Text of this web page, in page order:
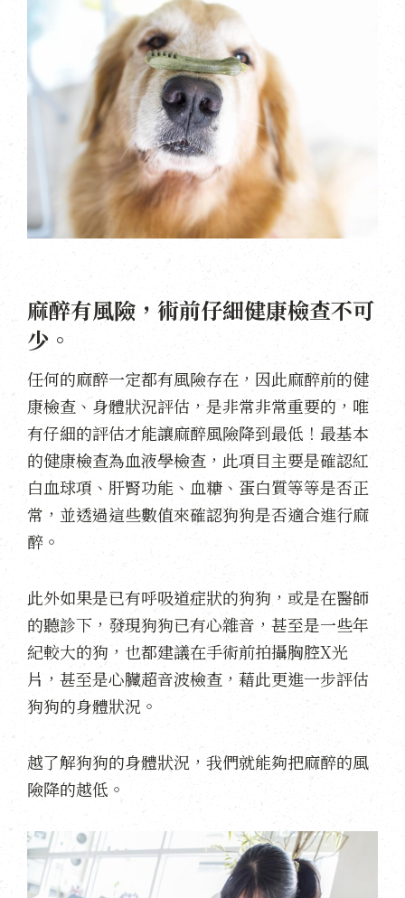
麻醉有風險，術前仔細健康檢查不可
少。
任何的麻醉一定都有風險存在，因此麻醉前的健
康檢查、身體狀況評估，是非常非常重要的，唯
有仔細的評估才能讓麻醉風險降到最低！最基本
的健康檢查為血液學檢查，此項目主要是確認紅
白血球項、肝腎功能、血糖、蛋白質等等是否正
常，並透過這些數值來確認狗狗是否適合進行麻
醉。
此外如果是已有呼吸道症狀的狗狗，或是在醫師
的聽診下，發現狗狗已有心雜音，甚至是一些年
紀較大的狗，也都建議在手術前拍攝胸腔X光
片，甚至是心臟超音波檢查，藉此更進一步評估
狗狗的身體狀況。
越了解狗狗的身體狀況，我們就能夠把麻醉的風
險降的越低。